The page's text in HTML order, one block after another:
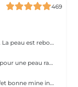
469
Ce soin anti age permet de raffermir, lisser. La peau est reboostée .Le rides et cernes sont atténuées
Un soin hydratant intence et sublimateur, pour une peau rayonnante. La peau retrouve toute sa sourplesse et son éclat
Ce un soin court et dynamique pour un effet bonne mine instantané.